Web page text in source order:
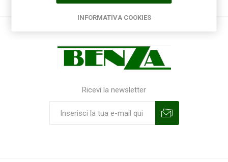
Ricevi la newsletter
INFORMATIVA COOKIES